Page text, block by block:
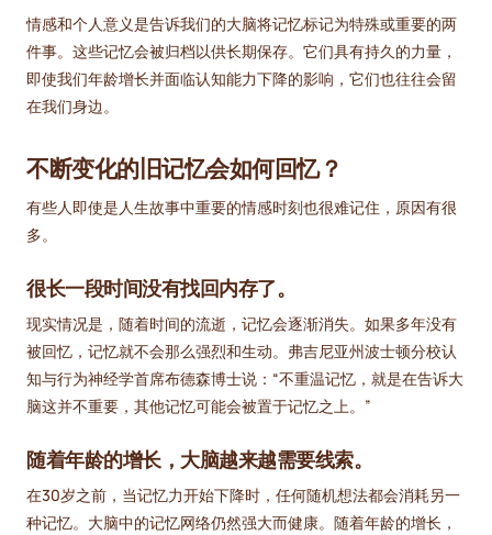
情感和个人意义是告诉我们的大脑将记忆标记为特殊或重要的两
件事。这些记忆会被归档以供长期保存。它们具有持久的力量，
即使我们年龄增长并面临认知能力下降的影响，它们也往往会留
在我们身边。
不断变化的旧记忆会如何回忆？
有些人即使是人生故事中重要的情感时刻也很难记住，原因有很
多。
很长一段时间没有找回内存了。
现实情况是，随着时间的流逝，记忆会逐渐消失。如果多年没有
被回忆，记忆就不会那么强烈和生动。弗吉尼亚州波士顿分校认
知与行为神经学首席布德森博士说：“不重温记忆，就是在告诉大
脑这并不重要，其他记忆可能会被置于记忆之上。”
随着年龄的增长，大脑越来越需要线索。
在30岁之前，当记忆力开始下降时，任何随机想法都会消耗另一
种记忆。大脑中的记忆网络仍然强大而健康。随着年龄的增长，